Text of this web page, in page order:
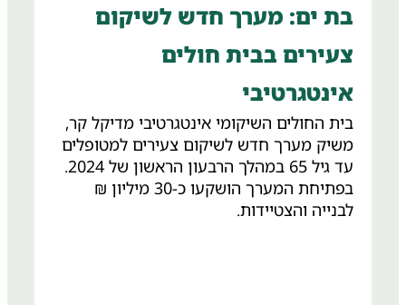
בת ים: מערך חדש לשיקום
צעירים בבית חולים
אינטגרטיבי
בית החולים השיקומי אינטגרטיבי מדיקל קר,
משיק מערך חדש לשיקום צעירים למטופלים
עד גיל 65 במהלך הרבעון הראשון של 2024.
בפתיחת המערך הושקעו כ-30 מיליון ₪
לבנייה והצטיידות.